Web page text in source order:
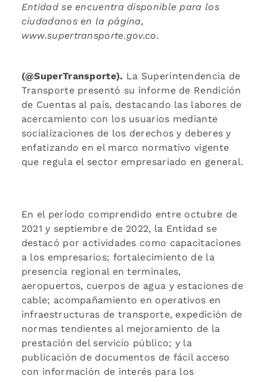
Entidad se encuentra disponible para los
ciudadanos en la página,
www.supertransporte.gov.co.
(@SuperTransporte). La Superintendencia de
Transporte presentó su informe de Rendición
de Cuentas al país, destacando las labores de
acercamiento con los usuarios mediante
socializaciones de los derechos y deberes y
enfatizando en el marco normativo vigente
que regula el sector empresariado en general.
En el período comprendido entre octubre de
2021 y septiembre de 2022, la Entidad se
destacó por actividades como capacitaciones
a los empresarios; fortalecimiento de la
presencia regional en terminales,
aeropuertos, cuerpos de agua y estaciones de
cable; acompañamiento en operativos en
infraestructuras de transporte, expedición de
normas tendientes al mejoramiento de la
prestación del servicio público; y la
publicación de documentos de fácil acceso
con información de interés para los